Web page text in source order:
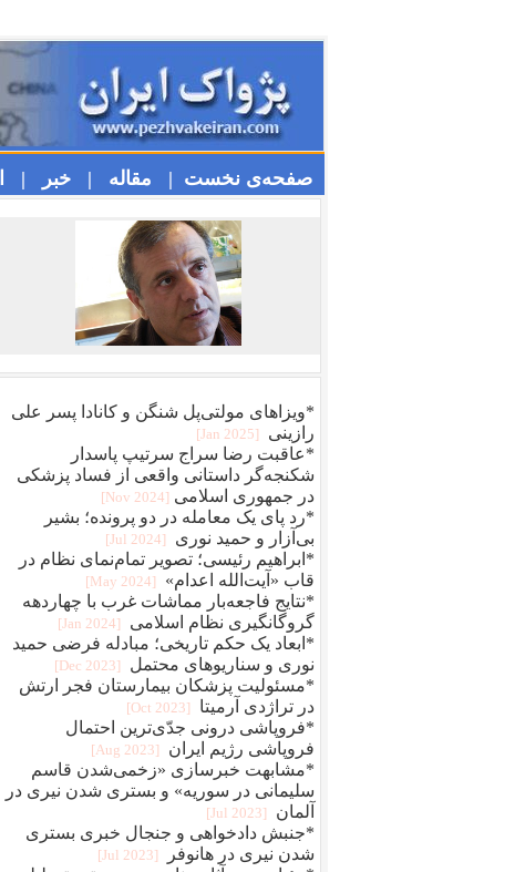
صفحه‌ی نخست | مقاله | خبر |
*ویزا‌های مولتی‌پل شنگن و کانادا پسر علی
رازینی
[2025 Jan]
*عاقبت رضا سراج سرتيپ پاسدار
شکنجه‌گر داستانی واقعی از فساد پزشکی
در جمهوری اسلامی [2024 Nov]
*رد پای یک معامله در دو پرونده؛ بشیر
بی‌آزار و حمید نوری
[2024 Jul]
*ابراهیم رئیسی؛ تصویر تمام‌نمای نظام در
قاب «آیت‌الله اعدام»
[2024 May]
*نتایج فاجعه‌بار مماشات غرب با چهاردهه
گروگانگیری نظام اسلامی
[2024 Jan]
*ابعاد یک حکم تاریخی؛ مبادله فرضی حمید
نوری و سناریوهای محتمل
[2023 Dec]
*مسئولیت پزشکان بیمارستان فجر ارتش
در تراژدی آرمیتا
[2023 Oct]
*فروپاشی درونی جدّی‌ترین احتمال
فروپاشی رژیم ایران
[2023 Aug]
*مشابهت خبرسازی «زخمی‌شدن قاسم
سلیمانی در سوریه» و بستری شدن نیری در
آلمان
[2023 Jul]
*جنبش دادخواهی و جنجال خبری بستری
شدن نیری در هانوفر
[2023 Jul]